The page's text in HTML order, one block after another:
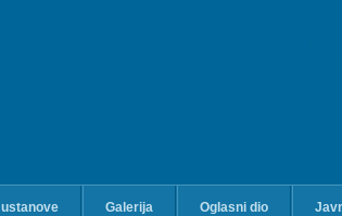
Galerija Oglasni dio